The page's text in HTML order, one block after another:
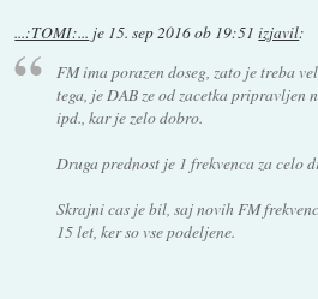
...:TOMI:... je 15. sep 2016 ob 19:51 izjavil:
FM ima porazen doseg, zato je treba
tega, je DAB ze od zacetka pripravljen
ipd., kar je zelo dobro.
Druga prednost je 1 frekvenca za celo
Skrajni cas je bil, saj novih FM
15 let, ker so vse podeljene.